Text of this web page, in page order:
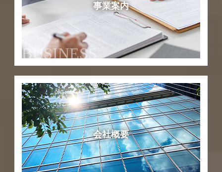
事業案内
BUSINESS
会社概要